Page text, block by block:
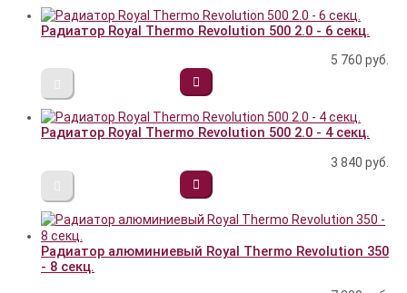
Радиатор Royal Thermo Revolution 500 2.0 - 6 секц.
5 760 руб.
Радиатор Royal Thermo Revolution 500 2.0 - 4 секц.
3 840 руб.
Радиатор алюминиевый Royal Thermo Revolution 350
- 8 секц.